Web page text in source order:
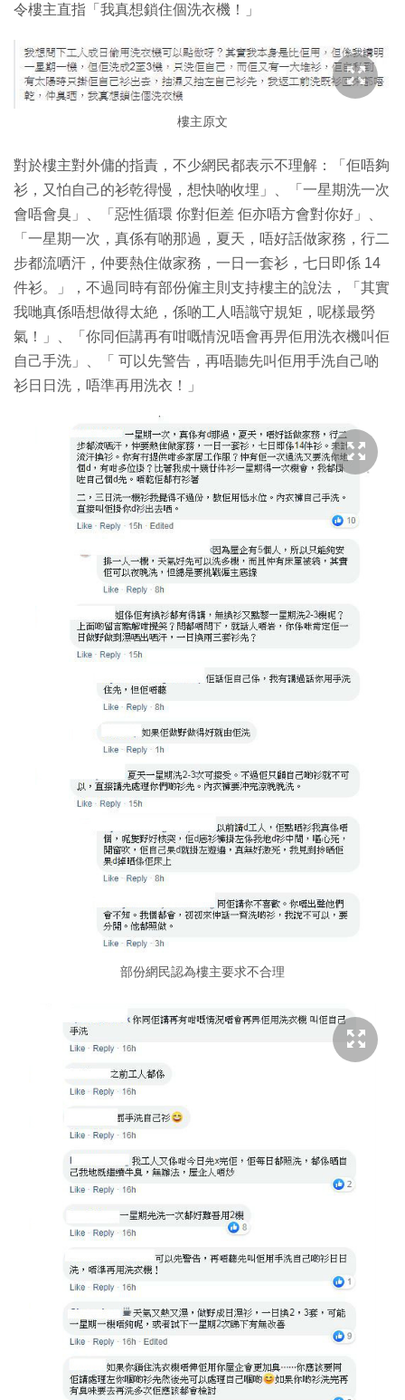
令樓主直指「我真想鎖住個洗衣機！」
樓主原文
對於樓主對外傭的指責，不少網民都表示不理解：「佢唔夠
衫，又怕自己的衫乾得慢，想快啲收埋」、「一星期洗一次
會唔會臭」、「惡性循環 你對佢差 佢亦唔方會對你好」、
「一星期一次，真係有啲那過，夏天，唔好話做家務，行二
步都流哂汗，仲要熱住做家務，一日一套衫，七日即係 14
件衫。」，不過同時有部份僱主則支持樓主的說法，「其實
我哋真係唔想做得太絶，係啲工人唔識守規矩，呢樣最勞
氣！」、「你同佢講再有咁嘅情況唔會再畀佢用洗衣機叫佢
自己手洗」、「 可以先警告，再唔聽先叫佢用手洗自己啲
衫日日洗，唔準再用洗衣！」
部份網民認為樓主要求不合理